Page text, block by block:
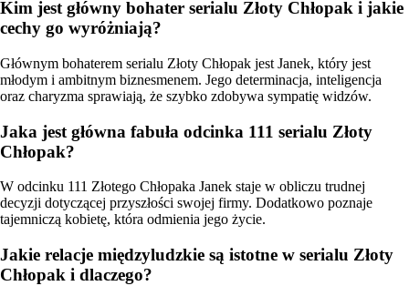
Kim jest główny bohater serialu Złoty Chłopak i jakie
cechy go wyróżniają?
Głównym bohaterem serialu Złoty Chłopak jest Janek, który jest
młodym i ambitnym biznesmenem. Jego determinacja, inteligencja
oraz charyzma sprawiają, że szybko zdobywa sympatię widzów.
Jaka jest główna fabuła odcinka 111 serialu Złoty
Chłopak?
W odcinku 111 Złotego Chłopaka Janek staje w obliczu trudnej
decyzji dotyczącej przyszłości swojej firmy. Dodatkowo poznaje
tajemniczą kobietę, która odmienia jego życie.
Jakie relacje międzyludzkie są istotne w serialu Złoty
Chłopak i dlaczego?